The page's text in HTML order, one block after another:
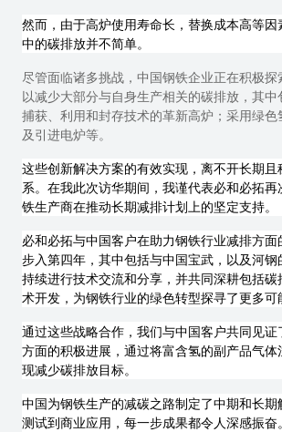
然而，由于高炉使用寿命长，替换成本高等
中的碳排放并不简单。
尽管面临诸多挑战，中国钢铁企业正在积极探
以减少大部分与自身生产相关的碳排放，其
捕获、利用和封存技术的革新高炉；采用绿
及引进电炉等。
这些创新解决方案的有效实现，离不开长期
系。在我此次访华期间，我谨代表必和必拓
铁生产商在推动长期减排计划上的坚定支持。
必和必拓与中国客户在助力钢铁行业减排方
步入第四年，其中包括与中国宝武，以及河
持续进行技术交流和分享，并共同深耕包括
术开发，为钢铁行业的绿色转型探寻了更多可
通过这些战略合作，我们与中国客户共同见
方面的积极进展，通过将富含氢的副产品气
现减少碳排放目标。
中国为钢铁生产的减碳之路制定了中期和长
测试到商业应用，每一步成果都令人深感振奋。